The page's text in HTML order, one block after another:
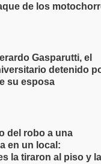
de los
Gasparutti, el
detenido
su esposa
del robo a una
en un local:
la tiraron al piso y la